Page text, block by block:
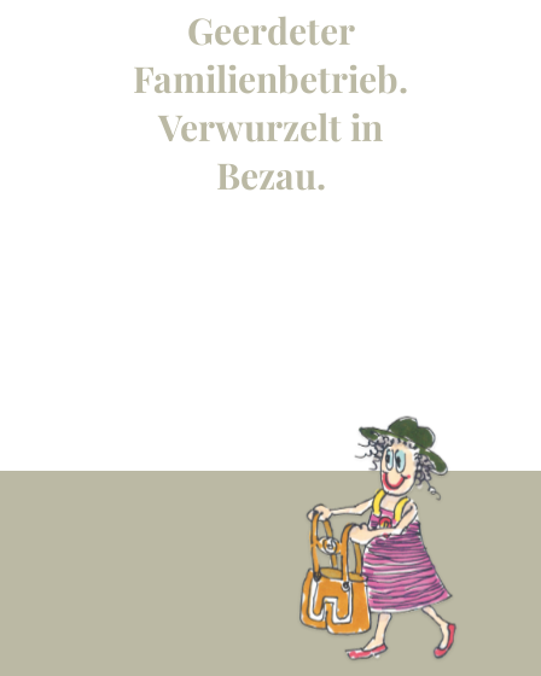
Geerdeter
Familienbetrieb.
Verwurzelt in
Bezau.